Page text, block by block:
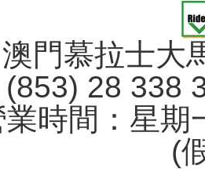
門慕拉士大
(853) 28 338
時間：星期
(